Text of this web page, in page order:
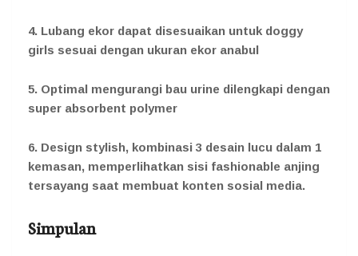
4. Lubang ekor dapat disesuaikan untuk doggy
girls sesuai dengan ukuran ekor anabul
5. Optimal mengurangi bau urine dilengkapi dengan
super absorbent polymer
6. Design stylish, kombinasi 3 desain lucu dalam 1
kemasan, memperlihatkan sisi fashionable anjing
tersayang saat membuat konten sosial media.
Simpulan